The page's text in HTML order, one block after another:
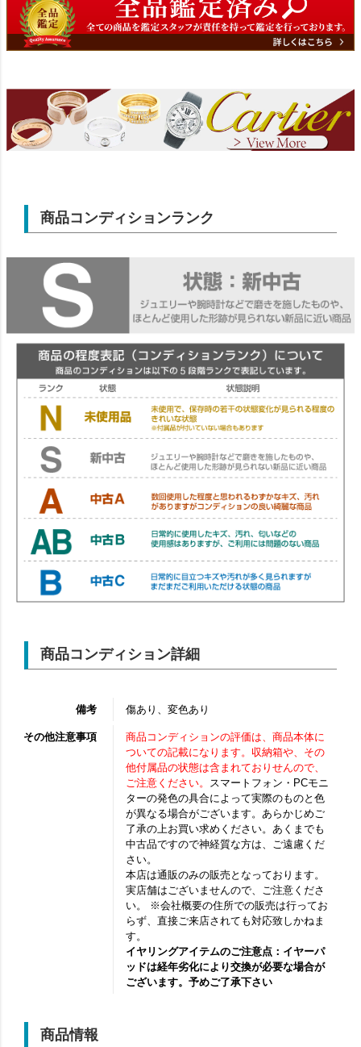
商品コンディションランク
商品コンディション詳細
備考 傷あり、変色あり
その他注意事項
商品コンディションの評価は、商品本体に
ついての記載になります。収納箱や、その
他付属品の状態は含まれておりせんので、
ご注意ください。 スマートフォン・PCモニ
ターの発色の具合によって実際のものと色
が異なる場合がございます。あらかじめご
了承の上お買い求めください。あくまでも
中古品ですので神経質な方は、ご遠慮くだ
さい。
本店は通販のみの販売となっております。
実店舗はございませんので、ご注意くださ
い。 ※会社概要の住所での販売は行ってお
らず、直接ご来店されても対応致しかねま
す。
イヤリングアイテムのご注意点：イヤーパ
ッドは経年劣化により交換が必要な場合が
ございます。予めご了承下さい
商品情報